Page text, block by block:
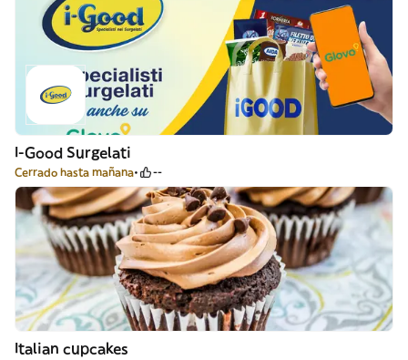
I-Good Surgelati
Cerrado hasta mañana --
Italian cupcakes